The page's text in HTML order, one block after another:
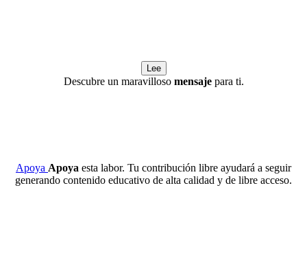
Lee
Descubre un maravilloso mensajepara ti.
Apoya Apoya esta labor. Tu contribución libre ayudará a seguir
generando contenido educativo de alta calidad y de libre acceso.